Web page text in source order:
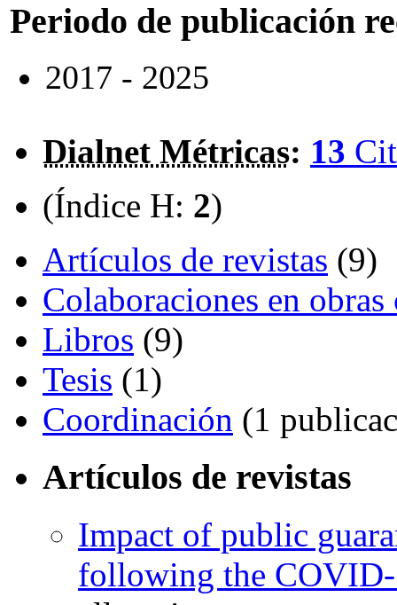
Periodo de publicación
2017 - 2025
Dialnet Métricas: 13
(Índice H: 2)
Artículos de revistas (9)
Colaboraciones en
Libros (9)
Tesis (1)
Coordinación (1
Artículos de revistas
Impact of public
following the